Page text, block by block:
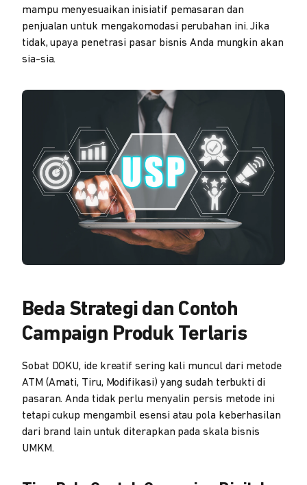
mampu menyesuaikan inisiatif pemasaran dan
penjualan untuk mengakomodasi perubahan ini. Jika
tidak, upaya penetrasi pasar bisnis Anda mungkin akan
sia-sia.
Beda Strategi dan Contoh
Campaign Produk Terlaris
Sobat DOKU, ide kreatif sering kali muncul dari metode
ATM (Amati, Tiru, Modifikasi) yang sudah terbukti di
pasaran. Anda tidak perlu menyalin persis metode ini
tetapi cukup mengambil esensi atau pola keberhasilan
dari brand lain untuk diterapkan pada skala bisnis
UMKM.